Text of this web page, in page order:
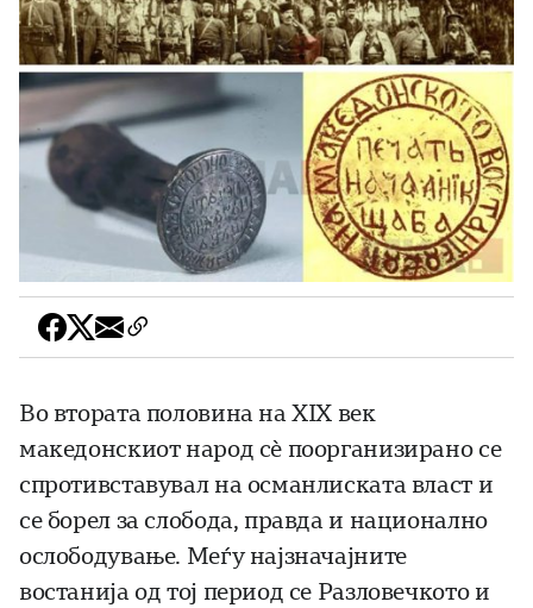
Во втората половина на XIX век
македонскиот народ сè поорганизирано се
спротивставувал на османлиската власт и
се борел за слобода, правда и национално
ослободување. Меѓу најзначајните
востанија од тој период се Разловечкото и